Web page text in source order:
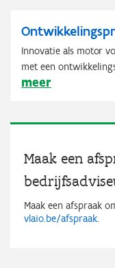
Innovatie als motor
met een
meer
Maak een
Maak een afspraak
vlaio.be/afspraak